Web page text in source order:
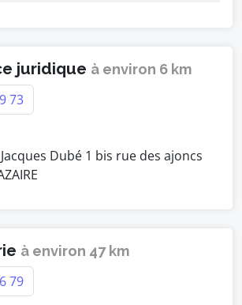
juridique à environ 6 km
73
Dubé 1 bis rue des ajoncs
à environ 47 km
79